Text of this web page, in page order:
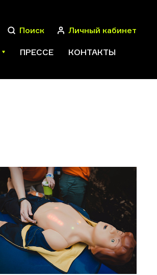
Поиск Личный кабинет
ПРЕССЕ КОНТАКТЫ